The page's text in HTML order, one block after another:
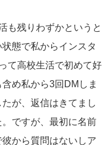
も残りわずかというと
態で私からインスタ
て高校生活で初めて好
め私から3回DMしま
が、返信はきてまし
ですが、最初に名前
から質問はないしア